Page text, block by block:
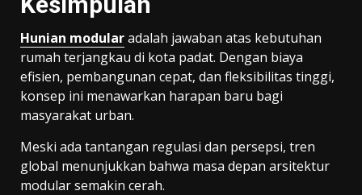
Hunian modularadalah jawaban atas kebutuhan
rumah terjangkau di kota padat. Dengan biaya
efisien, pembangunan cepat, dan fleksibilitas tinggi,
konsep ini menawarkan harapan baru bagi
masyarakat urban.
Meski ada tantangan regulasi dan persepsi, tren
global menunjukkan bahwa masa depan arsitektur
modular semakin cerah.